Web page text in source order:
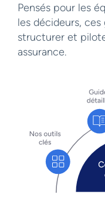
Pensés pour les
les décideurs,
structurer et
assurance.